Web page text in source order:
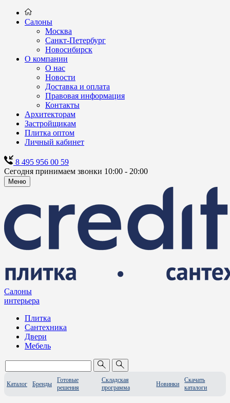
Салоны
Москва
Санкт-Петербург
Новосибирск
О компании
О нас
Новости
Доставка и оплата
Правовая информация
Контакты
Архитекторам
Застройщикам
Плитка оптом
Личный кабинет
8 495 956 00 59
Сегодня принимаем звонки 10:00 - 20:00
Меню
Салоны
интерьера
Плитка
Сантехника
Двери
Мебель
Каталог Бренды
Готовые
решения
Складская
программа
Новинки
Скачать
каталоги